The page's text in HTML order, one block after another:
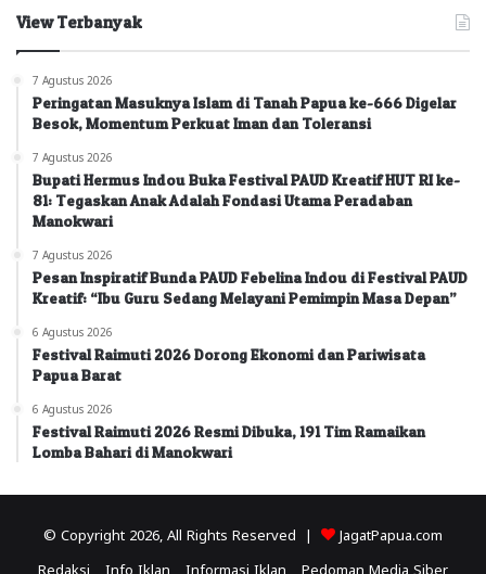
View Terbanyak
7 Agustus 2026
Peringatan Masuknya Islam di Tanah Papua ke-666 Digelar
Besok, Momentum Perkuat Iman dan Toleransi
7 Agustus 2026
Bupati Hermus Indou Buka Festival PAUD Kreatif HUT RI ke-
81: Tegaskan Anak Adalah Fondasi Utama Peradaban
Manokwari
7 Agustus 2026
Pesan Inspiratif Bunda PAUD Febelina Indou di Festival PAUD
Kreatif: “Ibu Guru Sedang Melayani Pemimpin Masa Depan”
6 Agustus 2026
Festival Raimuti 2026 Dorong Ekonomi dan Pariwisata
Papua Barat
6 Agustus 2026
Festival Raimuti 2026 Resmi Dibuka, 191 Tim Ramaikan
Lomba Bahari di Manokwari
© Copyright 2026, All Rights Reserved | JagatPapua.com
Redaksi Info Iklan Informasi Iklan Pedoman Media Siber